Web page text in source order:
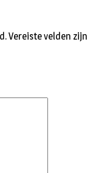
Vereiste velden zijn